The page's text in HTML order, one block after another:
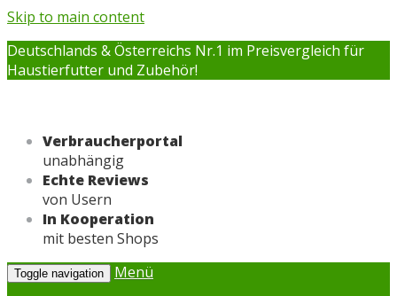
Skip to main content
Deutschlands & Österreichs Nr.1 im Preisvergleich für
Haustierfutter und Zubehör!
Verbraucherportal
unabhängig
Echte Reviews
von Usern
In Kooperation
mit besten Shops
Toggle navigation
Menü